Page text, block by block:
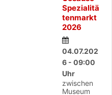
Spezialitä
tenmarkt
2026
04.07.202
6 - 09:00
Uhr
zwischen
Museum